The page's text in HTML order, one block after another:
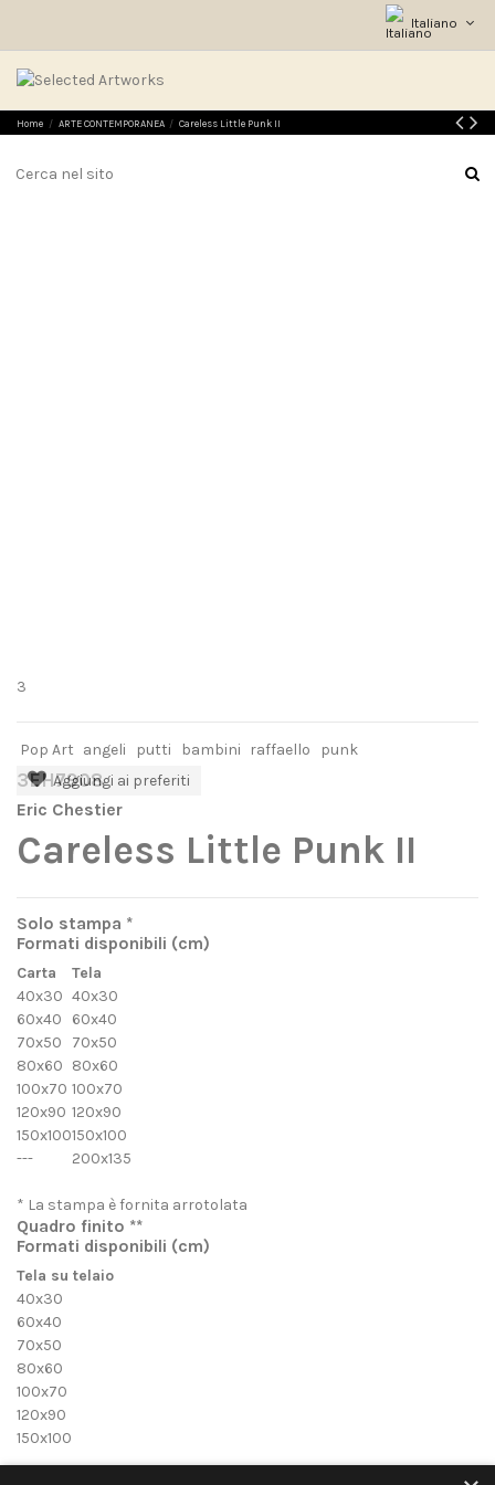
Italiano
Home ARTE CONTEMPORANEA Careless Little Punk II
3
Pop Art angeli putti bambini raffaello
punk
Aggiungi ai preferiti
3EH7908
Eric Chestier
Careless Little Punk II
Solo stampa *
Formati disponibili (cm)
Carta
Tela
40x30 40x30
60x40
60x40
70x50
70x50
80x60 80x60
100x70 100x70
120x90 120x90
150x100150x100
---
200x135
* La stampa è fornita arrotolata
Quadro finito **
Formati disponibili (cm)
Tela su telaio
40x30
60x40
70x50
80x60
100x70
120x90
150x100